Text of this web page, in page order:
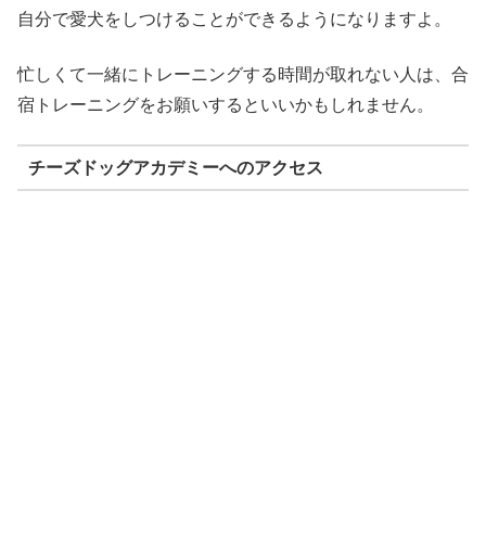
自分で愛犬をしつけることができるようになりますよ。
忙しくて一緒にトレーニングする時間が取れない人は、合
宿トレーニングをお願いするといいかもしれません。
チーズドッグアカデミーへのアクセス